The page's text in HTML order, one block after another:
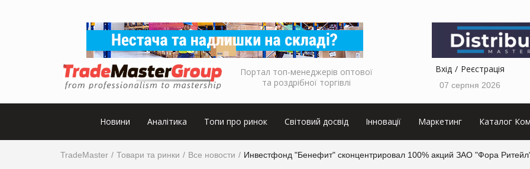
Портал топ-менеджерів оптової
та роздрібної торгівлі
Вхід Реєстрація
07 серпня 2026
Новини Аналітика Топи про ринок Світовий досвід Інновації Маркетинг Каталог
TradeMaster Товари та ринки Все новости Инвестфонд "Бенефит" сконцентрировал 100% акций ЗАО "Фора